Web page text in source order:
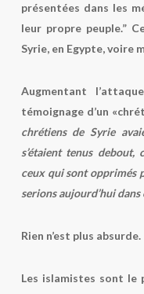
présentées dans les
leur propre peuple.”
Syrie, en Egypte, voire
Augmentant
témoignage d’un
chrétiens de Syrie
s’étaient tenus debout,
ceux qui sont opprimés
serions aujourd’hui
Rien n’est plus absurde.
Les islamistes sont le